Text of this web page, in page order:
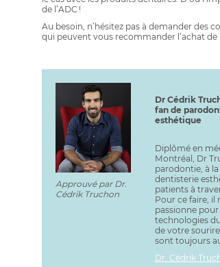
de l’ADC !
Au besoin, n’hésitez pas à demander des
qui peuvent vous recommander l’achat
Approuvé par Dr.
Cédrik Truchon
Dr Cédrik
fan de
esthétique
Diplômé en
Montréal, Dr
parodontie, à
dentisterie
patients à
Pour ce faire, il
passionne
technologies
de votre
sont toujours
Dr. Cédrik